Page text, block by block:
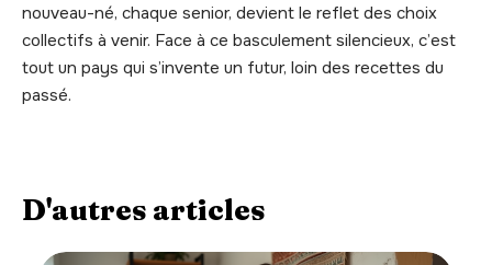
nouveau-né, chaque senior, devient le reflet des choix
collectifs à venir. Face à ce basculement silencieux, c’est
tout un pays qui s’invente un futur, loin des recettes du
passé.
D'autres articles